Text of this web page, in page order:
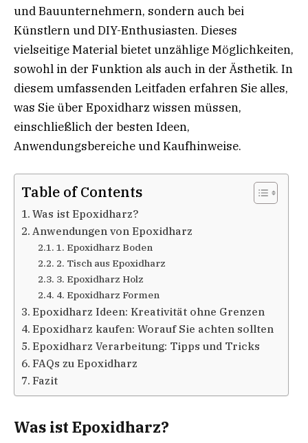
und Bauunternehmern, sondern auch bei
Künstlern und DIY-Enthusiasten. Dieses
vielseitige Material bietet unzählige Möglichkeiten,
sowohl in der Funktion als auch in der Ästhetik. In
diesem umfassenden Leitfaden erfahren Sie alles,
was Sie über Epoxidharz wissen müssen,
einschließlich der besten Ideen,
Anwendungsbereiche und Kaufhinweise.
Table of Contents
Was ist Epoxidharz?
Anwendungen von Epoxidharz
1. Epoxidharz Boden
2. Tisch aus Epoxidharz
3. Epoxidharz Holz
4. Epoxidharz Formen
Epoxidharz Ideen: Kreativität ohne Grenzen
Epoxidharz kaufen: Worauf Sie achten sollten
Epoxidharz Verarbeitung: Tipps und Tricks
FAQs zu Epoxidharz
Fazit
Was ist Epoxidharz?